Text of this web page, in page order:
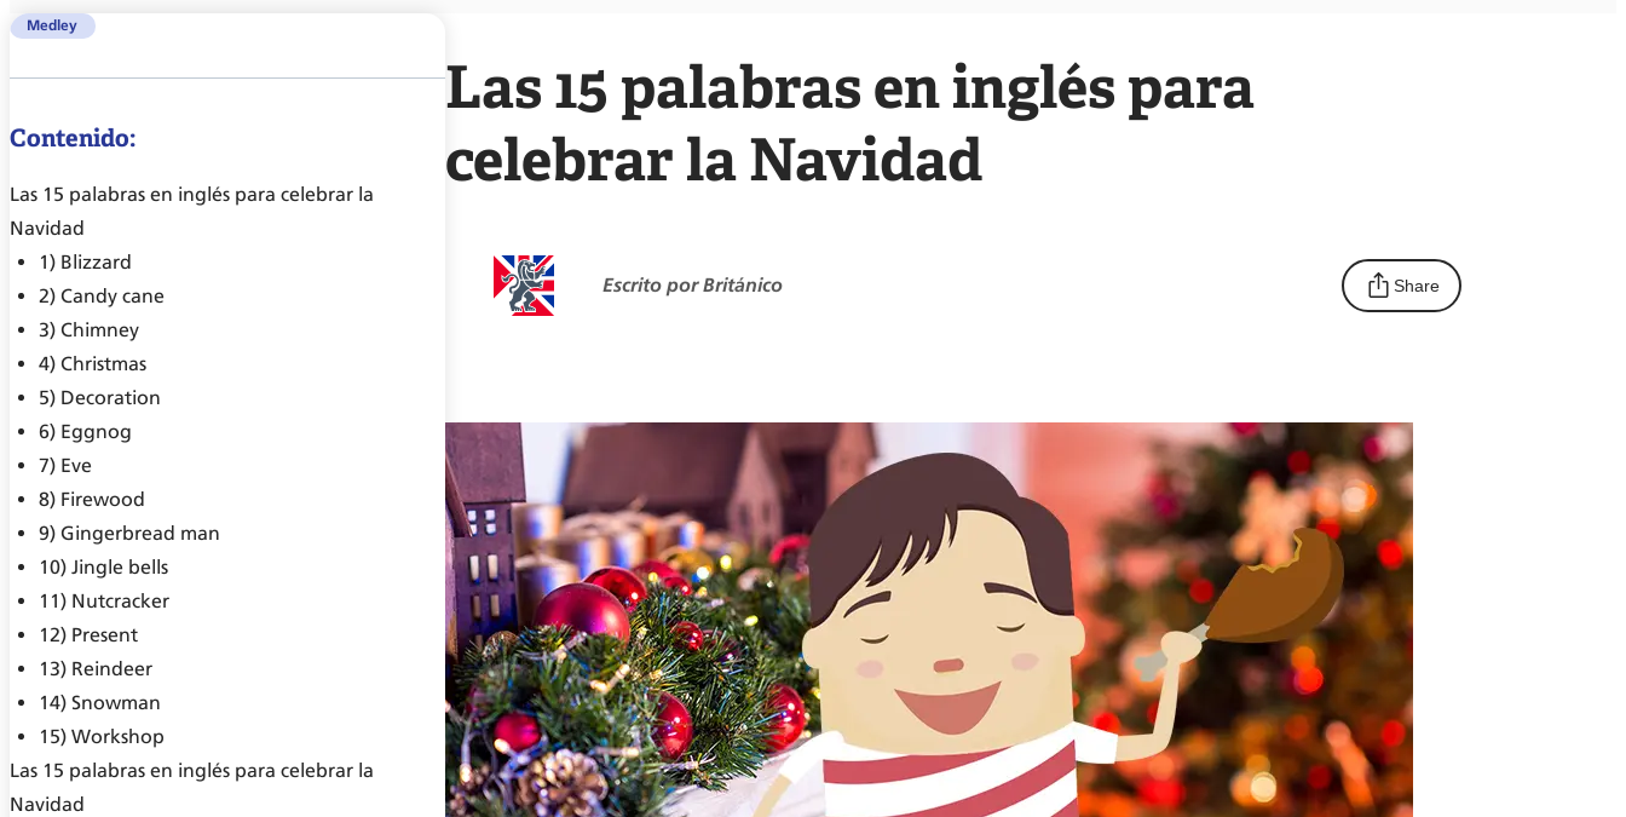
Medley
Contenido:
Las 15 palabras en inglés para celebrar la
Navidad
1) Blizzard
2) Candy cane
3) Chimney
4) Christmas
5) Decoration
6) Eggnog
7) Eve
8) Firewood
9) Gingerbread man
10) Jingle bells
11) Nutcracker
12) Present
13) Reindeer
14) Snowman
15) Workshop
Las 15 palabras en inglés para celebrar la
Navidad
Las 15 palabras en inglés para
celebrar la Navidad
Escrito por Británico Share